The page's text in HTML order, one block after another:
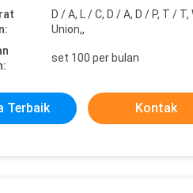
D / A, L / C, D / A, D / P, T /
Union,,
set 100 per bulan
Terbaik Kontak